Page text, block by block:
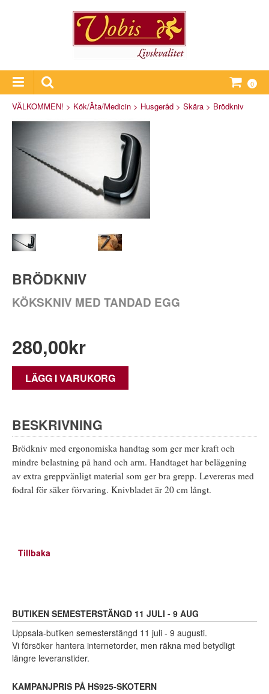
0
VÄLKOMMEN! > Kök/Äta/Medicin > Husgeråd > Skära > Brödkniv
BRÖDKNIV
KÖKSKNIV MED TANDAD EGG
280,00kr
LÄGG I VARUKORG
BESKRIVNING
Brödkniv med ergonomiska handtag som ger mer kraft och
mindre belastning på hand och arm. Handtaget har beläggning
av extra greppvänligt material som ger bra grepp. Levereras med
fodral för säker förvaring. Knivbladet är 20 cm långt.
Tillbaka
BUTIKEN SEMESTERSTÄNGD 11 JULI - 9 AUG
Uppsala-butiken semesterstängd 11 juli - 9 augusti.
Vi försöker hantera internetorder, men räkna med betydligt
längre leveranstider.
KAMPANJPRIS PÅ HS925-SKOTERN